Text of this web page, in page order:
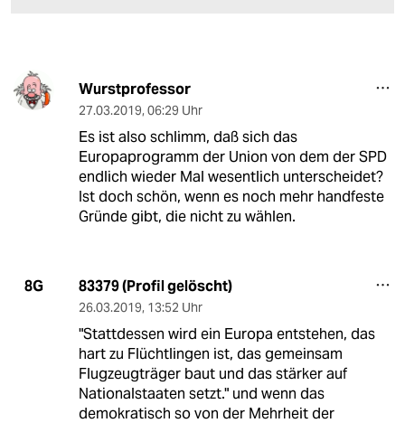
Wurstprofessor
27.03.2019, 06:29 Uhr
Es ist also schlimm, daß sich das
Europaprogramm der Union von dem der SPD
endlich wieder Mal wesentlich unterscheidet?
Ist doch schön, wenn es noch mehr handfeste
Gründe gibt, die nicht zu wählen.
8G 83379 (Profil gelöscht)
26.03.2019, 13:52 Uhr
"Stattdessen wird ein Europa entstehen, das
hart zu Flüchtlingen ist, das gemeinsam
Flugzeugträger baut und das stärker auf
Nationalstaaten setzt." und wenn das
demokratisch so von der Mehrheit der